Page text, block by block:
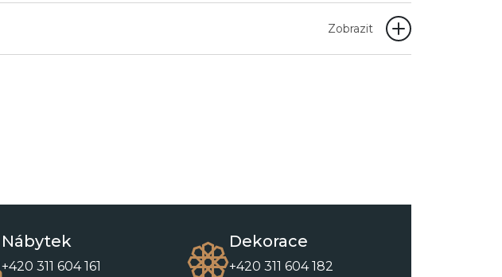
Zobrazit
Nábytek
+420 311 604 161
Dekorace
+420 311 604 182